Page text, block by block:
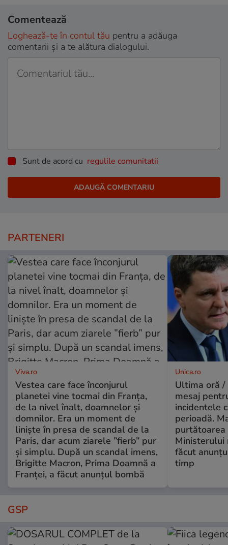
Comentează
Loghează-te în contul tău pentru a adăuga
comentarii și a te alătura dialogului.
Sunt de acord cu regulile comunitatii
PARTENERI
Viva.ro
Vestea care face înconjurul
planetei vine tocmai din Franța,
de la nivel înalt, doamnelor și
domnilor. Era un moment de
liniște în presa de scandal de la
Paris, dar acum ziarele ”fierb” pur
și simplu. După un scandal imens,
Brigitte Macron, Prima Doamnă a
Franței, a făcut anunțul bombă
Unica.ro
Ultima oră /
mesaj
incidentele
perioadă.
purtătoarea
Ministerului
făcut
timp
GSP